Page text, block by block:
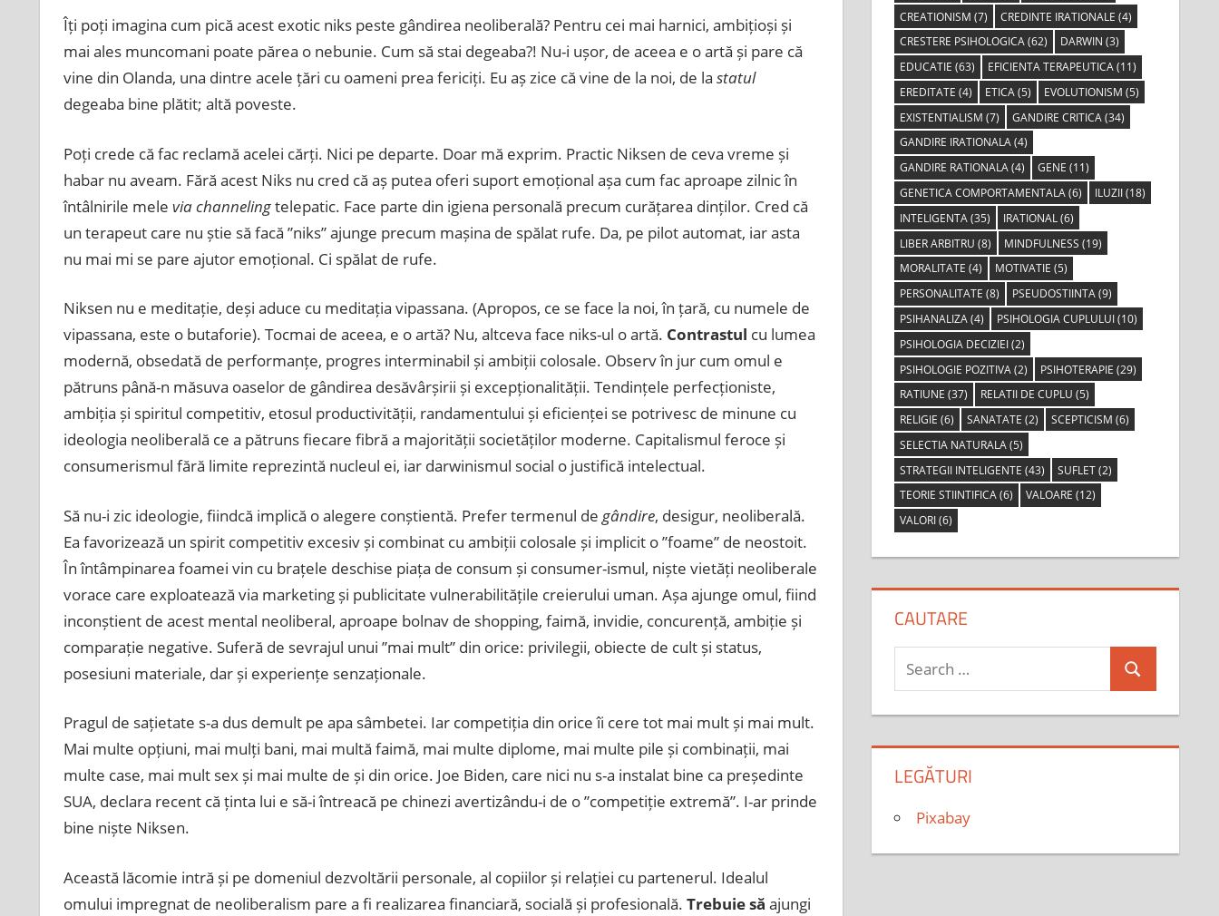
Îți poți imagina cum pică acest exotic niks peste gândirea neoliberală? Pentru cei mai harnici, ambițioși și
mai ales muncomani poate părea o nebunie. Cum să stai degeaba?! Nu-i ușor, de aceea e o artă și pare că
vine din Olanda, una dintre acele țări cu oameni prea fericiți. Eu aș zice că vine de la noi, de la statul
degeaba bine plătit; altă poveste.
Poți crede că fac reclamă acelei cărți. Nici pe departe. Doar mă exprim. Practic Niksen de ceva vreme și
habar nu aveam. Fără acest Niks nu cred că aș putea oferi suport emoțional așa cum fac aproape zilnic în
întâlnirile mele via channelingtelepatic. Face parte din igiena personală precum curățarea dinților. Cred că
un terapeut care nu știe să facă ”niks” ajunge precum mașina de spălat rufe. Da, pe pilot automat, iar asta
nu mai mi se pare ajutor emoțional. Ci spălat de rufe.
Niksen nu e meditație, deși aduce cu meditația vipassana. (Apropos, ce se face la noi, în țară, cu numele de
vipassana, este o butaforie). Tocmai de aceea, e o artă? Nu, altceva face niks-ul o artă. Contrastul cu lumea
modernă, obsedată de performanțe, progres interminabil și ambiții colosale. Observ în jur cum omul e
pătruns până-n măsuva oaselor de gândirea desăvârșirii și excepționalității. Tendințele perfecționiste,
ambiția și spiritul competitiv, etosul productivității, randamentului și eficienței se potrivesc de minune cu
ideologia neoliberală ce a pătruns fiecare fibră a majorității societăților moderne. Capitalismul feroce și
consumerismul fără limite reprezintă nucleul ei, iar darwinismul social o justifică intelectual.
Să nu-i zic ideologie, fiindcă implică o alegere conștientă. Prefer termenul de gândire, desigur, neoliberală.
Ea favorizează un spirit competitiv excesiv și combinat cu ambiții colosale și implicit o ”foame” de neostoit.
În întâmpinarea foamei vin cu brațele deschise piața de consum și consumer-ismul, niște vietăți neoliberale
vorace care exploatează via marketing și publicitate vulnerabilitățile creierului uman. Așa ajunge omul, fiind
inconștient de acest mental neoliberal, aproape bolnav de shopping, faimă, invidie, concurență, ambiție și
comparație negative. Suferă de sevrajul unui ”mai mult” din orice: privilegii, obiecte de cult și status,
posesiuni materiale, dar și experiențe senzaționale.
Pragul de sațietate s-a dus demult pe apa sâmbetei. Iar competiția din orice îi cere tot mai mult și mai mult.
Mai multe opțiuni, mai mulți bani, mai multă faimă, mai multe diplome, mai multe pile și combinații, mai
multe case, mai mult sex și mai multe de și din orice. Joe Biden, care nici nu s-a instalat bine ca președinte
SUA, declara recent că ținta lui e să-i întreacă pe chinezi avertizându-i de o ”competiție extremă”. I-ar prinde
bine niște Niksen.
Această lăcomie intră și pe domeniul dezvoltării personale, al copiilor și relației cu partenerul. Idealul
omului impregnat de neoliberalism pare a fi realizarea financiară, socială și profesională. Trebuie să ajungi
CREATIONISM (7) CREDINTE IRATIONALE (4)
CRESTERE PSIHOLOGICA(62) DARWIN (3)
EDUCATIE (63) EFICIENTA TERAPEUTICA(11)
EREDITATE (4) ETICA(5) EVOLUTIONISM (5)
EXISTENTIALISM (7) GANDIRE CRITICA(34)
GANDIRE IRATIONALA(4)
GANDIRE RATIONALA(4) GENE (11)
GENETICA COMPORTAMENTALA(6) ILUZII(18)
INTELIGENTA(35) IRATIONAL(6)
LIBER ARBITRU (8) MINDFULNESS (19)
MORALITATE (4) MOTIVATIE (5)
PERSONALITATE (8) PSEUDOSTIINTA(9)
PSIHANALIZA(4) PSIHOLOGIA CUPLULUI(10)
PSIHOLOGIA DECIZIEI(2)
PSIHOLOGIE POZITIVA(2) PSIHOTERAPIE (29)
RATIUNE (37) RELATII DE CUPLU (5)
RELIGIE (6) SANATATE (2) SCEPTICISM (6)
SELECTIA NATURALA(5)
STRATEGII INTELIGENTE (43) SUFLET(2)
TEORIE STIINTIFICA(6) VALOARE (12)
VALORI(6)
CAUTARE
Search
for:
Search
LEGĂTURI
Pixabay